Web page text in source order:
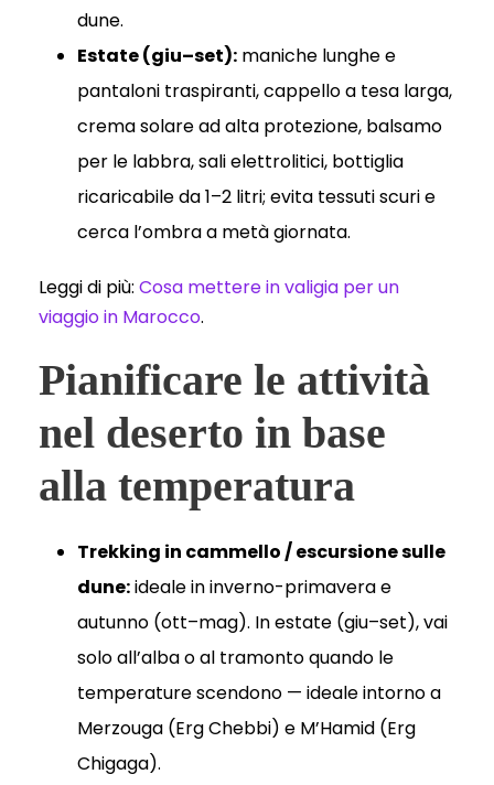
dune.
Estate (giu–set): maniche lunghe e
pantaloni traspiranti, cappello a tesa larga,
crema solare ad alta protezione, balsamo
per le labbra, sali elettrolitici, bottiglia
ricaricabile da 1–2 litri; evita tessuti scuri e
cerca l’ombra a metà giornata.
Leggi di più: Cosa mettere in valigia per un
viaggio in Marocco.
Pianificare le attività
nel deserto in base
alla temperatura
Trekking in cammello / escursione sulle
dune:ideale in inverno-primavera e
autunno (ott–mag). In estate (giu–set), vai
solo all’alba o al tramonto quando le
temperature scendono — ideale intorno a
Merzouga (Erg Chebbi) e M’Hamid (Erg
Chigaga).